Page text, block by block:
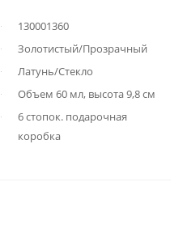
130001360
Золотистый/Прозрачный
Латунь/Стекло
Объем 60 мл, высота 9,8 см
6 стопок. подарочная
коробка